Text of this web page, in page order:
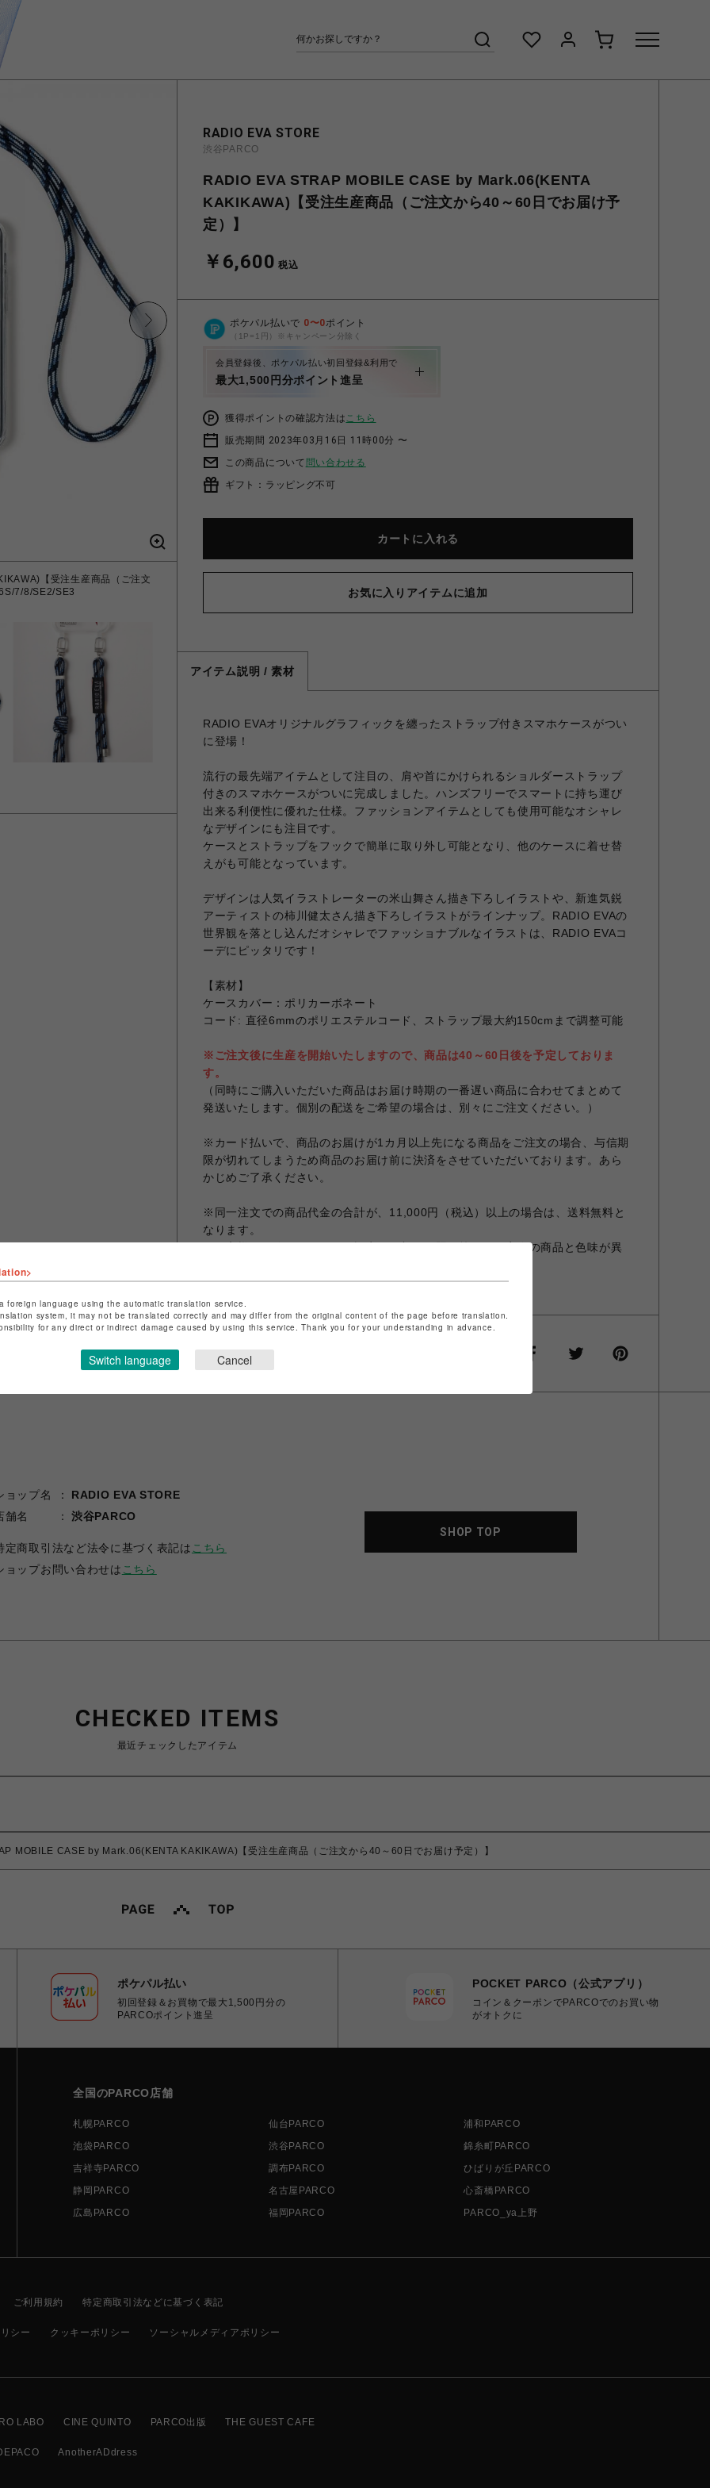
【受注生産商品（ご注文
7/8/SE2/SE3
RADIO EVA STORE
渋谷PARCO
RADIO EVA STRAP MOBILE CASE by Mark.06(KENTA
KAKIKAWA)【受注生産商品（ご注文から40～60日でお届け予
定）】
￥6,600 税込
ポケパル払いで 0〜0ポイント
（1P=1円）※キャンペーン分除く
会員登録後、ポケパル払い初回登録&利用で
最大1,500円分ポイント進呈
獲得ポイントの確認方法はこちら
販売期間 2023年03月16日 11時00分 〜
この商品について 問い合わせる
ギフト：ラッピング不可
カートに入れる
お気に入りアイテムに追加
アイテム説明 / 素材
RADIO EVAオリジナルグラフィックを纏ったストラップ付きスマホケースがつい
に登場！
流行の最先端アイテムとして注目の、肩や首にかけられるショルダーストラップ
付きのスマホケースがついに完成しました。ハンズフリーでスマートに持ち運び
出来る利便性に優れた仕様。ファッションアイテムとしても使用可能なオシャレ
なデザインにも注目です。
ケースとストラップをフックで簡単に取り外し可能となり、他のケースに着せ替
えがも可能となっています。
デザインは人気イラストレーターの米山舞さん描き下ろしイラストや、新進気鋭
アーティストの柿川健太さん描き下ろしイラストがラインナップ。RADIO EVAの
世界観を落とし込んだオシャレでファッショナブルなイラストは、RADIO EVAコ
ーデにピッタリです！
【素材】
ケースカバー：ポリカーボネート
コード: 直径6mmのポリエステルコード、ストラップ最大約150cmまで調整可能
※ご注文後に生産を開始いたしますので、商品は40～60日後を予定しておりま
す。
（同時にご購入いただいた商品はお届け時期の一番遅い商品に合わせてまとめて
発送いたします。個別の配送をご希望の場合は、別々にご注文ください。）
※カード払いで、商品のお届けが1カ月以上先になる商品をご注文の場合、与信期
限が切れてしまうため商品のお届け前に決済をさせていただいております。あら
かじめご了承ください。
※同一注文での商品代金の合計が、11,000円（税込）以上の場合は、送料無料と
なります。
※お客様のお使いのモニター設定やお部屋の照明等により実際の商品と色味が異
※画像は試作品の為、実際の商品と異なる場合があります。
シェアする
ョップ名
RADIO EVA STORE
舗名
渋谷PARCO
定商取引法など法令に基づく表記は こちら
ョップお問い合わせは こちら
SHOP TOP
CHECKED ITEMS
最近チェックしたアイテム
MOBILE CASE by Mark.06(KENTA KAKIKAWA)【受注生産商品（ご注文から40～60日でお届け予定）】
ポケパル払い
初回登録＆お買物で最大1,500円分の
PARCOポイント進呈
POCKET PARCO（公式アプリ）
コイン＆クーポンでPARCOでのお買い物
がオトクに
全国のPARCO店舗
札幌PARCO 仙台PARCO
浦和PARCO
池袋PARCO
渋谷PARCO
錦糸町PARCO
吉祥寺PARCO
調布PARCO
ひばりが丘PARCO
静岡PARCO
名古屋PARCO
心斎橋PARCO
広島PARCO
福岡PARCO PARCO_ya上野
ご利用規約 特定商取引法などに基づく表記
シー クッキーポリシー ソーシャルメディアポリシー
LABO CINE QUINTO PARCO出版 THE GUEST CAFE
AnotherADdress
foreign language using the automatic translation service.
system, it may not be translated correctly and may differ from the original content of the page before translation.
for any direct or indirect damage caused by using this service. Thank you for your understanding in advance.
Switch language Cancel